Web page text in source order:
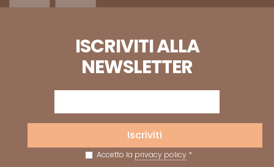
ISCRIVITI ALLA
NEWSLETTER
Accetto la privacy policy*
Iscriviti